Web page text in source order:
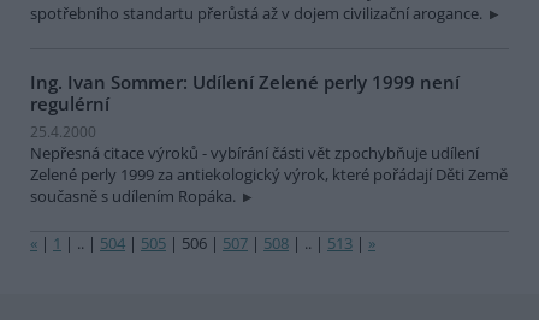
spotřebního standartu přerůstá až v dojem civilizační arogance.
Ing. Ivan Sommer: Udílení Zelené perly 1999 není
regulérní
25.4.2000
Nepřesná citace výroků - vybírání části vět zpochybňuje udílení
Zelené perly 1999 za antiekologický výrok, které pořádají Děti Země
současně s udílením Ropáka.
« | 1 | .. | 504 | 505 | 506 | 507 | 508 | .. | 513 | »